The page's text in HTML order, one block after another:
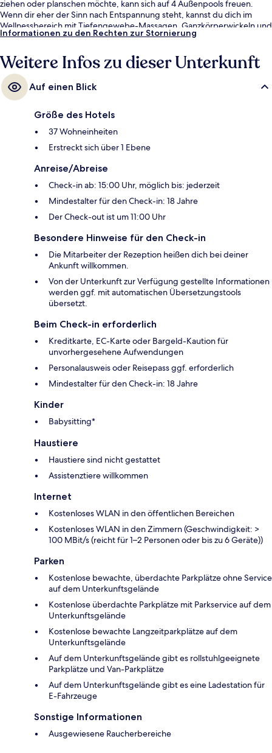
ziehen oder planschen möchte, kann sich auf 4 Außenpools freuen.
Wenn dir eher der Sinn nach Entspannung steht, kannst du dich im
Wellnessbereich mit Tiefengewebe-Massagen, Ganzkörperwickeln und
Aromatherapie verwöhnen lassen. Der Coffeeshop eignet sich prima,
bist du in der Strandbar an der richtigen Adresse. Als weitere Highlights
bietet dieses Resort im luxuriösen Stil einen rund um die Uhr
geöffneten Fitnessbereich, eine Sauna und 2 Poolbars.
Informationen zu den Rechten zur Stornierung
Weitere Infos zu dieser Unterkunft
Auf einen Blick
Größe des Hotels
37 Wohneinheiten
Erstreckt sich über 1 Ebene
Anreise/Abreise
Check-in ab: 15:00 Uhr, möglich bis: jederzeit
Mindestalter für den Check-in: 18 Jahre
Der Check-out ist um 11:00 Uhr
Besondere Hinweise für den Check-in
Die Mitarbeiter der Rezeption heißen dich bei deiner
Ankunft willkommen.
Von der Unterkunft zur Verfügung gestellte Informationen
werden ggf. mit automatischen Übersetzungstools
übersetzt.
Beim Check-in erforderlich
Kreditkarte, EC-Karte oder Bargeld-Kaution für
unvorhergesehene Aufwendungen
Personalausweis oder Reisepass ggf. erforderlich
Mindestalter für den Check-in: 18 Jahre
Kinder
Babysitting*
Haustiere
Haustiere sind nicht gestattet
Assistenztiere willkommen
Internet
Kostenloses WLAN in den öffentlichen Bereichen
Kostenloses WLAN in den Zimmern (Geschwindigkeit: >
100 MBit/s (reicht für 1–2 Personen oder bis zu 6 Geräte))
Parken
Kostenlose bewachte, überdachte Parkplätze ohne Service
auf dem Unterkunftsgelände
Kostenlose überdachte Parkplätze mit Parkservice auf dem
Unterkunftsgelände
Kostenlose bewachte Langzeitparkplätze auf dem
Unterkunftsgelände
Auf dem Unterkunftsgelände gibt es rollstuhlgeeignete
Parkplätze und Van-Parkplätze
Auf dem Unterkunftsgelände gibt es eine Ladestation für
E-Fahrzeuge
Sonstige Informationen
Ausgewiesene Raucherbereiche